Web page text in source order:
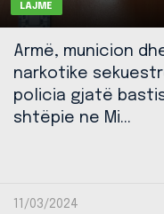
LAJME
Armë, municion
narkotike
policia gjatë
shtëpie ne Mi...
11/03/2024